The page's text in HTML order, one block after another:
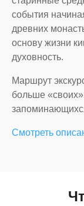
события
древних
основу жизни
духовность.
Маршрут
больше
Смотреть